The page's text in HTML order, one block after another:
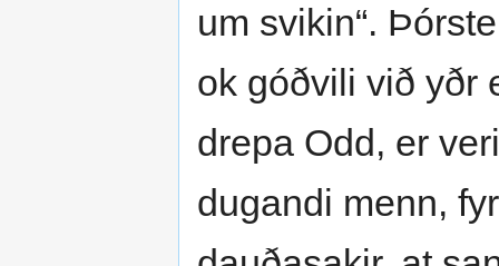
um svikin“.
ok góðvili við yðr
drepa Odd, er
dugandi menn,